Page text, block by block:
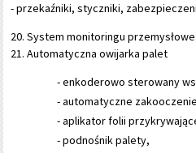
- przekaźniki, styczniki,
System monitoringu
Automatyczna owijarka palet
- enkoderowo sterowany
- automatyczne
- aplikator folii
- podnośnik palety,